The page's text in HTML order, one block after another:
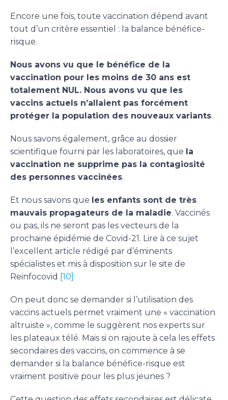
Encore une fois, toute vaccination dépend avant
tout d’un critère essentiel : la balance bénéfice-
risque.
Nous avons vu que le bénéfice de la
vaccination pour les moins de 30 ans est
totalement NUL. Nous avons vu que les
vaccins actuels n’allaient pas forcément
protéger la population des nouveaux variants.
Nous savons également, grâce au dossier
scientifique fourni par les laboratoires, que la
vaccination ne supprime pas la contagiosité
des personnes vaccinées.
Et nous savons que les enfants sont de très
mauvais propagateurs de la maladie. Vaccinés
ou pas, ils ne seront pas les vecteurs de la
prochaine épidémie de Covid-21. Lire à ce sujet
l’excellent article rédigé par d’éminents
spécialistes et mis à disposition sur le site de
Reinfocovid
[10]
On peut donc se demander si l’utilisation des
vaccins actuels permet vraiment une « vaccination
altruiste », comme le suggèrent nos experts sur
les plateaux télé. Mais si on rajoute à cela les effets
secondaires des vaccins, on commence à se
demander si la balance bénéfice-risque est
vraiment positive pour les plus jeunes ?